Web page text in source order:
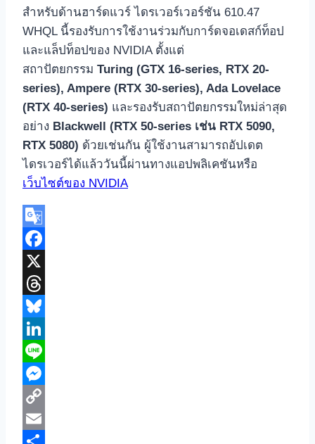
สำหรับด้านฮาร์ดแวร์ ไดรเวอร์เวอร์ชัน 610.47
WHQL นี้รองรับการใช้งานร่วมกับการ์ดจอเดสก์ท็อป
และแล็ปท็อปของ NVIDIA ตั้งแต่
สถาปัตยกรรม Turing (GTX 16-series, RTX 20-
series), Ampere (RTX 30-series), Ada Lovelace
(RTX 40-series) และรองรับสถาปัตยกรรมใหม่ล่าสุด
อย่าง Blackwell (RTX 50-series เช่น RTX 5090,
RTX 5080) ด้วยเช่นกัน ผู้ใช้งานสามารถอัปเดต
ไดรเวอร์ได้แล้ววันนี้ผ่านทางแอปพลิเคชันหรือ
เว็บไซต์ของ NVIDIA
Google
Translate
Facebook
X
Threads
Bluesky
LinkedIn
Line
Messenger
Copy
Link
Email